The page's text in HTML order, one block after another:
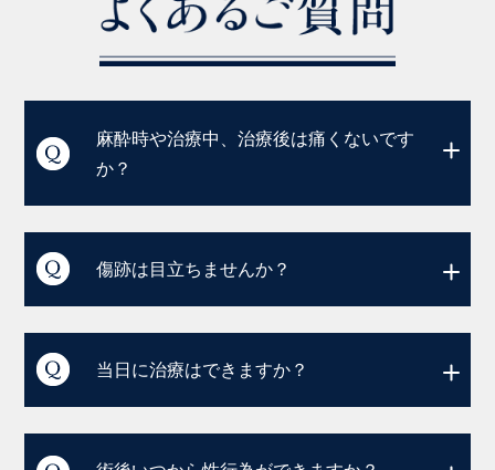
麻酔時や治療中、治療後は痛くないです
か？
傷跡は目立ちませんか？
当日に治療はできますか？